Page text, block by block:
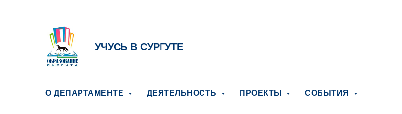
УЧУСЬ В СУРГУТЕ
О ДЕПАРТАМЕНТЕ ДЕЯТЕЛЬНОСТЬ ПРОЕКТЫ СОБЫТИЯ